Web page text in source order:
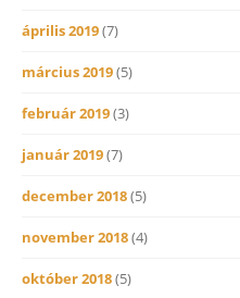
április 2019(7)
március 2019(5)
február 2019(3)
január 2019(7)
december 2018(5)
november 2018(4)
október 2018(5)